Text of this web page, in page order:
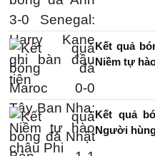
Kết quả
Niềm tự
Kết quả
Người